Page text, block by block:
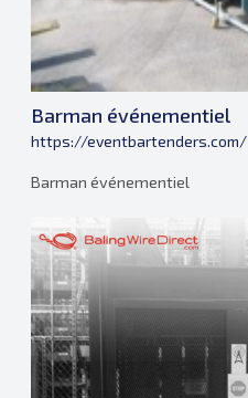
Barman événementiel
https://eventbartenders.com/
Barman événementiel